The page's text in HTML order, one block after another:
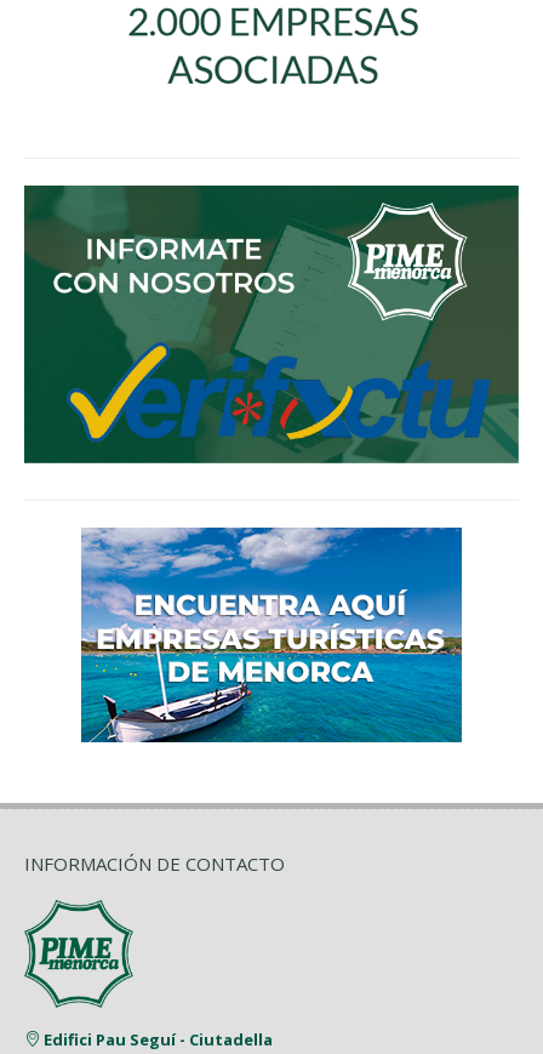
INFORMACIÓN DE CONTACTO
Edifici Pau Seguí - Ciutadella